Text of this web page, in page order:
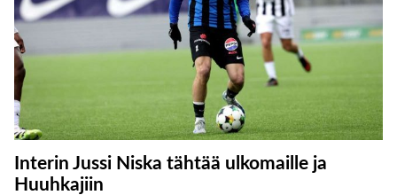
Interin Jussi Niska tähtää ulkomaille ja
Huuhkajiin